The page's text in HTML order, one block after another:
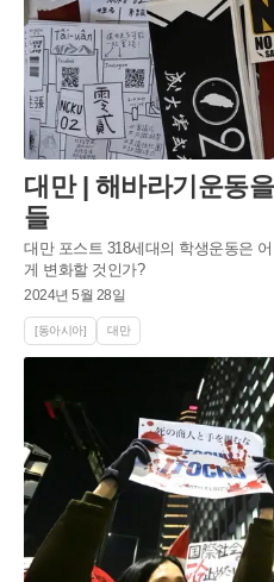
대만 | 해바라기운동
들
대만 포스트 318세대의 학생운동은
게 변화할 것인가?
2024년 5월 28일
[동아시아] 대만